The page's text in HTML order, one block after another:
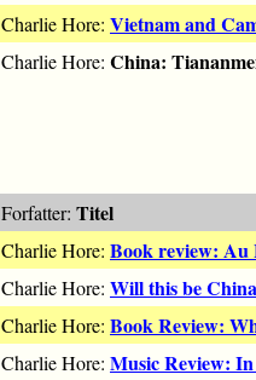
Charlie Hore: Vietnam and
Charlie Hore: China:
Forfatter: Titel
Charlie Hore: Book review: Au
Charlie Hore: Will this be
Charlie Hore: Book Review:
Charlie Hore: Music Review: